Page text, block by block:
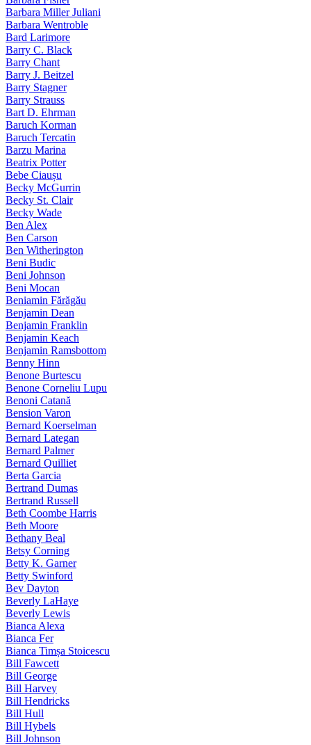
Barbara Miller Juliani
Barbara Wentroble
Bard Larimore
Barry C. Black
Barry Chant
Barry J. Beitzel
Barry Stagner
Barry Strauss
Bart D. Ehrman
Baruch Korman
Baruch Tercatin
Barzu Marina
Beatrix Potter
Bebe Ciaușu
Becky McGurrin
Becky St. Clair
Becky Wade
Ben Alex
Ben Carson
Ben Witherington
Beni Budic
Beni Johnson
Beni Mocan
Beniamin Fărăgău
Benjamin Dean
Benjamin Franklin
Benjamin Keach
Benjamin Ramsbottom
Benny Hinn
Benone Burtescu
Benone Corneliu Lupu
Benoni Catană
Bension Varon
Bernard Koerselman
Bernard Lategan
Bernard Palmer
Bernard Quilliet
Berta Garcia
Bertrand Dumas
Bertrand Russell
Beth Coombe Harris
Beth Moore
Bethany Beal
Betsy Corning
Betty K. Garner
Betty Swinford
Bev Dayton
Beverly LaHaye
Beverly Lewis
Bianca Alexa
Bianca Fer
Bianca Timșa Stoicescu
Bill Fawcett
Bill George
Bill Harvey
Bill Hendricks
Bill Hull
Bill Hybels
Bill Johnson